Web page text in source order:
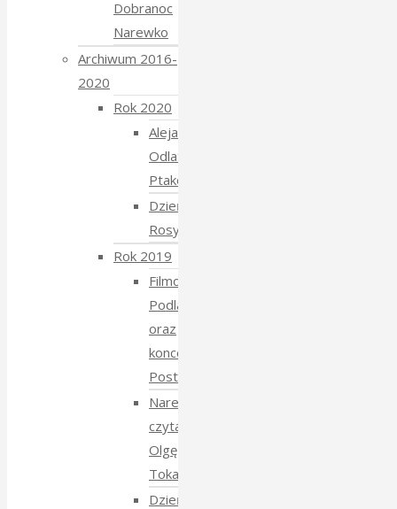
Dobranoc
Narewko
Archiwum 2016-
2020
Rok 2020
Aleja
Odlatujących
Ptaków
Dzień
Rosyjski
Rok 2019
Filmowe
Podlasie
oraz
koncert
Postmana
Narewka
czyta
Olgę
Tokarczuk
Dzień